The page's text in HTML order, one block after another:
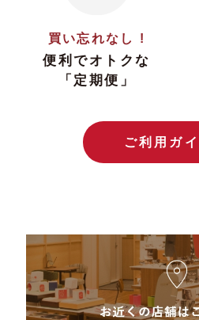
買い忘れなし !
便利でオトクな
「定期便」
ご利用ガ